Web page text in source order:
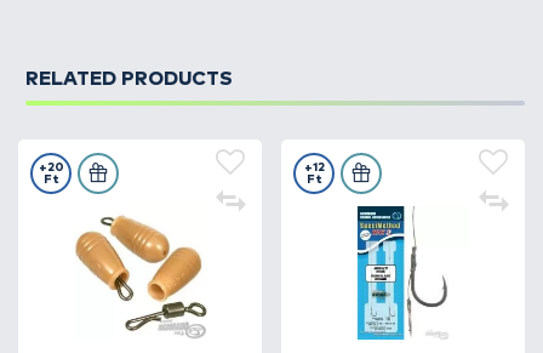
RELATED PRODUCTS
+20
Ft
+12
Ft